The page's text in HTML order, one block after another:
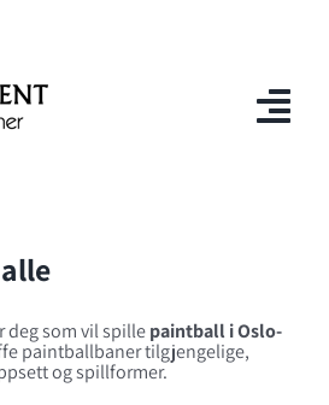
deg som vil spillepaintball i Oslo-
paintballbaner tilgjengelige,
og spillformer.